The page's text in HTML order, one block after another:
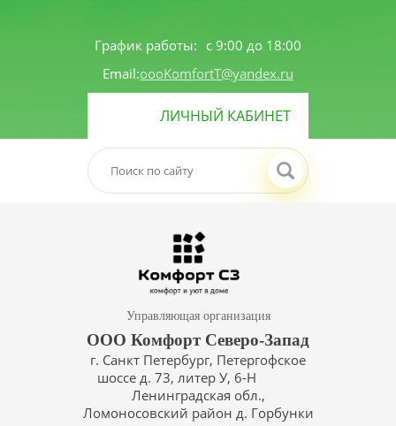
График работы: с 9:00 до 18:00
Email:oooKomfortT@yandex.ru
ЛИЧНЫЙ КАБИНЕТ
Управляющая организация
ООО Комфорт Северо-Запад
г. Санкт Петербург, Петергофское
шоссе д. 73, литер У, 6-Н
Ленинградская обл.,
Ломоносовский район д. Горбунки